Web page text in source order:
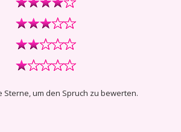
Sterne, um den Spruch zu bewerten.